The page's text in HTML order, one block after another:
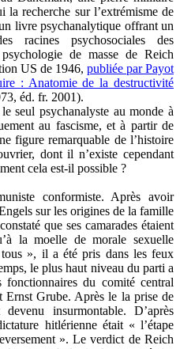
la recherche sur l’extrémisme de
livre psychanalytique offrant un
racines psychosociales des
de masse de Reich
US de 1946, publiée par Payot
: Anatomie de la destructivité
éd. fr. 2001).
seul psychanalyste au monde à
au fascisme, et à partir de
figure remarquable de l’histoire
dont il n’existe cependant
cela est-il possible ?
conformiste. Après avoir
sur les origines de la famille
que ses camarades étaient
la moelle de morale sexuelle
», il a été pris dans les feux
le plus haut niveau du parti a
du comité central
Grube. Après le la prise de
insurmontable. D’après
hitlérienne était « l’étape
». Le verdict de Reich